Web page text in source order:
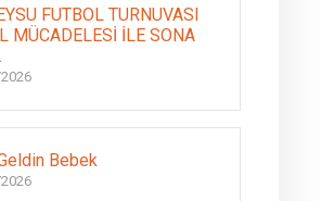
FUTBOL TURNUVASI
MÜCADELESİ İLE SONA
Bebek